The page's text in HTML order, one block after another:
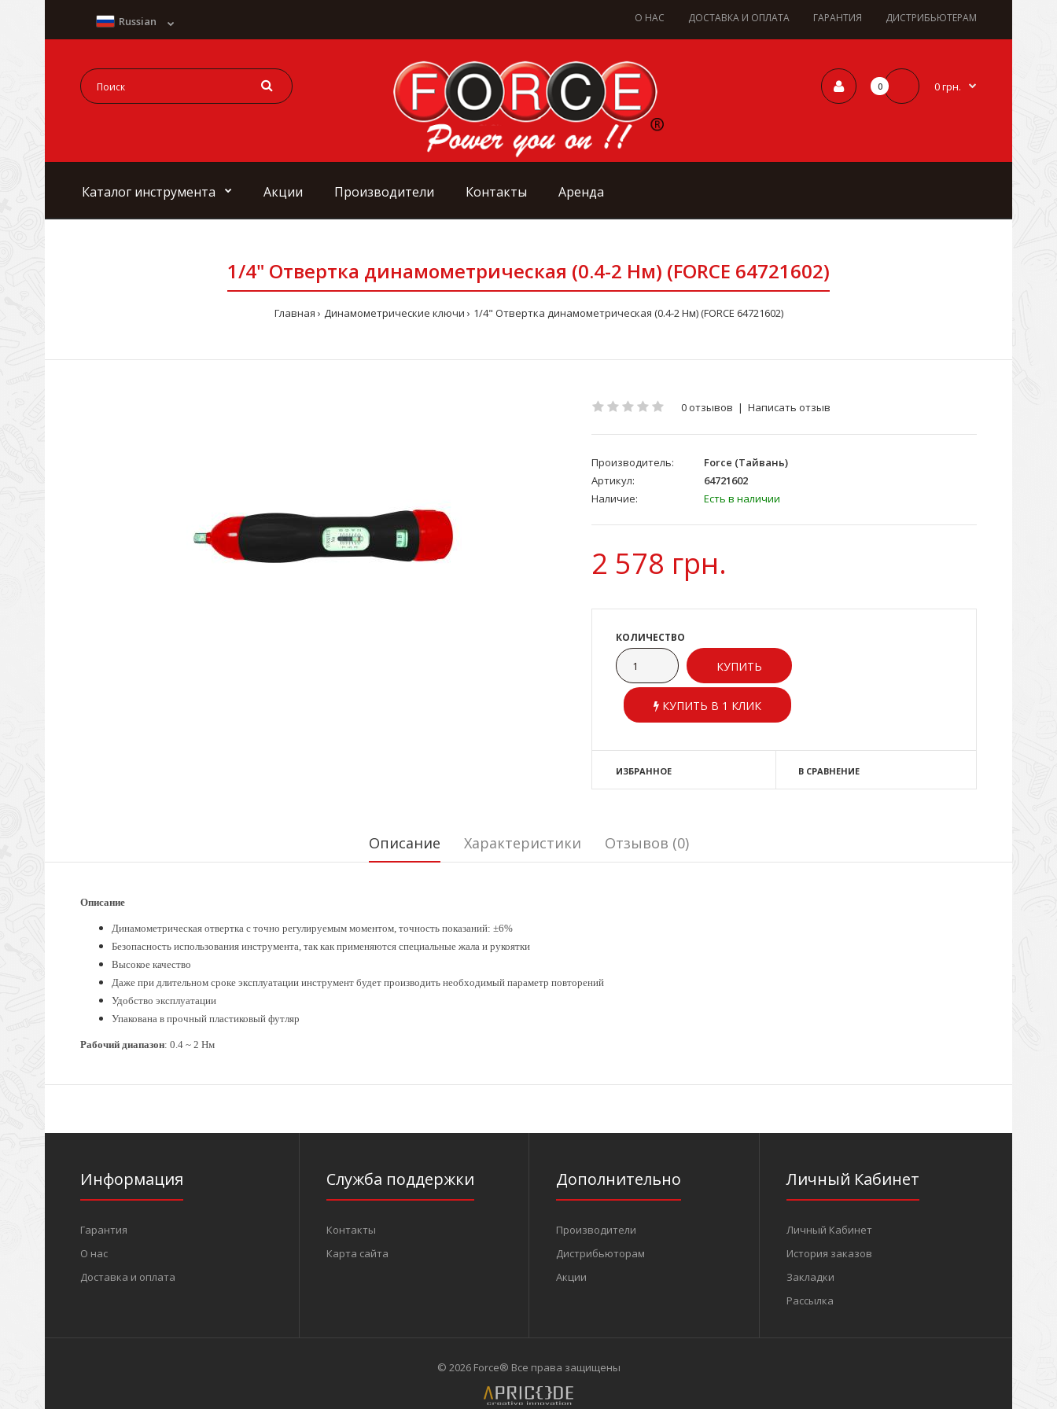
О НАС ДОСТАВКА И ОПЛАТА ГАРАНТИЯ ДИСТРИБЬЮТЕРАМ
Russian
0 0 грн.
Каталог инструмента Акции Производители Контакты Аренда
1/4" Отвертка динамометрическая (0.4-2 Нм) (FORCE 64721602)
Главная Динамометрические ключи 1/4" Отвертка динамометрическая (0.4-2 Нм) (FORCE 64721602)
0 отзывов | Написать отзыв
Производитель:
Force (Тайвань)
Артикул:
64721602
Наличие:
Есть в наличии
2 578 грн.
КОЛИЧЕСТВО
КУПИТЬ В 1 КЛИК
ИЗБРАННОЕ В СРАВНЕНИЕ
Описание Характеристики Отзывов (0)
Описание
Динамометрическая отвертка с точно регулируемым моментом, точность показаний: ±6%
Безопасность использования инструмента, так как применяются специальные жала и рукоятки
Высокое качество
Даже при длительном сроке эксплуатации инструмент будет производить необходимый параметр повторений
Удобство эксплуатации
Упакована в прочный пластиковый футляр
Рабочий диапазон: 0.4 ~ 2 Hм
Информация
Гарантия
О нас
Доставка и оплата
Служба поддержки
Контакты
Карта сайта
Дополнительно
Производители
Дистрибьюторам
Акции
Личный Кабинет
Личный Кабинет
История заказов
Закладки
Рассылка
© 2026 Force® Все права защищены